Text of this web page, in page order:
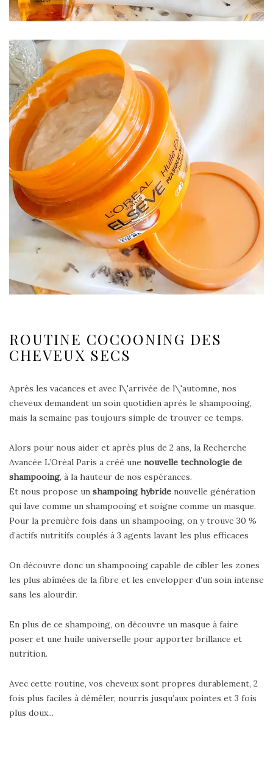
ROUTINE COCOONING DES
CHEVEUX SECS
Après les vacances et avec l\'arrivée de l\'automne, nos
cheveux demandent un soin quotidien après le shampooing,
mais la semaine pas toujours simple de trouver ce temps.
Alors pour nous aider et après plus de 2 ans, la Recherche
Avancée L’Oréal Paris a créé une nouvelle technologie de
shampooing, à la hauteur de nos espérances.
Et nous propose un shampoing hybride nouvelle génération
qui lave comme un shampooing et soigne comme un masque.
Pour la première fois dans un shampooing, on y trouve 30 %
d’actifs nutritifs couplés à 3 agents lavant les plus efficaces
On découvre donc un shampooing capable de cibler les zones
les plus abîmées de la fibre et les envelopper d’un soin intense
sans les alourdir.
En plus de ce shampoing, on découvre un masque à faire
poser et une huile universelle pour apporter brillance et
nutrition.
Avec cette routine, vos cheveux sont propres durablement, 2
fois plus faciles à démêler, nourris jusqu’aux pointes et 3 fois
plus doux...